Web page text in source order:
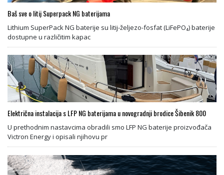
Baš sve o litij Superpack NG baterijama
Lithium SuperPack NG baterije su litij-željezo-fosfat (LiFePO₄) baterije
dostupne u različitim kapac
Električna instalacija s LFP NG baterijama u novogradnji brodice Šibenik 800
U prethodnim nastavcima obradili smo LFP NG baterije proizvođača
Victron Energy i opisali njihovu pr